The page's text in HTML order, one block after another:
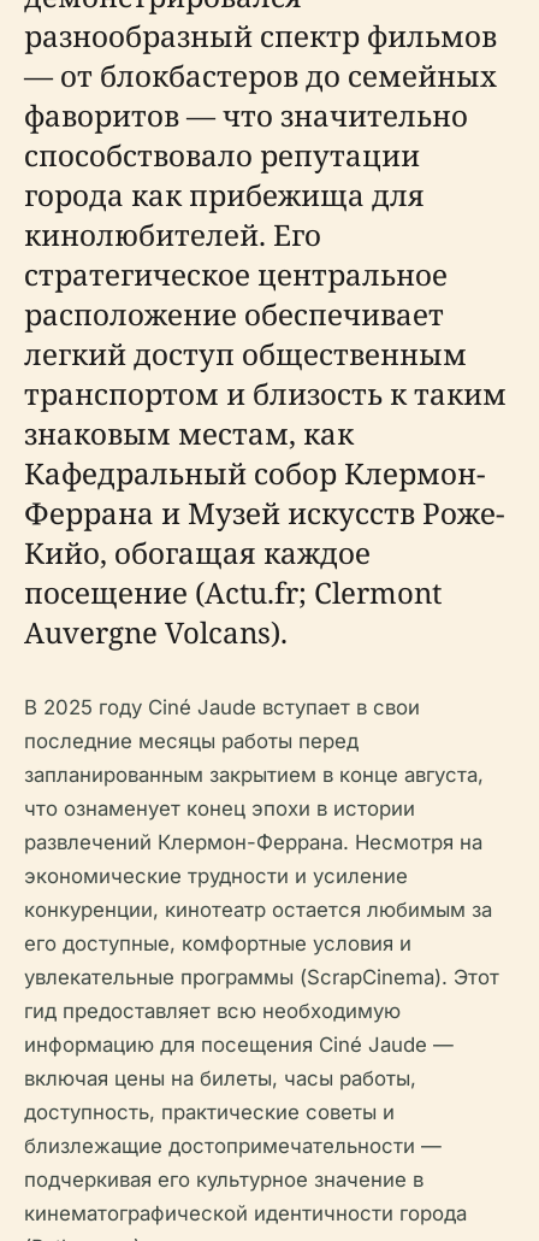
разнообразный спектр фильмов
— от блокбастеров до семейных
фаворитов — что значительно
способствовало репутации
города как прибежища для
кинолюбителей. Его
стратегическое центральное
расположение обеспечивает
легкий доступ общественным
транспортом и близость к таким
знаковым местам, как
Кафедральный собор Клермон-
Феррана и Музей искусств Роже-
Кийо, обогащая каждое
посещение (Actu.fr; Clermont
Auvergne Volcans).
В 2025 году Ciné Jaude вступает в свои
последние месяцы работы перед
запланированным закрытием в конце августа,
что ознаменует конец эпохи в истории
развлечений Клермон-Феррана. Несмотря на
экономические трудности и усиление
конкуренции, кинотеатр остается любимым за
его доступные, комфортные условия и
увлекательные программы (ScrapCinema). Этот
гид предоставляет всю необходимую
информацию для посещения Ciné Jaude —
включая цены на билеты, часы работы,
доступность, практические советы и
близлежащие достопримечательности —
подчеркивая его культурное значение в
кинематографической идентичности города